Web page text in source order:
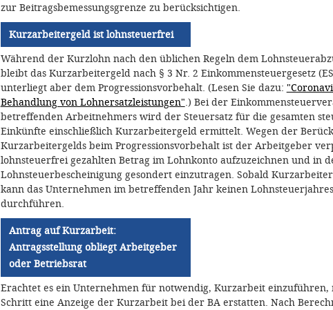
zur Beitragsbemessungsgrenze zu berücksichtigen.
Kurzarbeitergeld ist lohnsteuerfrei
Während der Kurzlohn nach den üblichen Regeln dem
bleibt das Kurzarbeitergeld nach § 3 Nr. 2 Einkommensteuergesetz
unterliegt aber dem Progressionsvorbehalt. (Lesen Sie dazu:
Behandlung von Lohnersatzleistungen".) Bei der
betreffenden Arbeitnehmers wird der Steuersatz für die gesamten
Einkünfte einschließlich Kurzarbeitergeld ermittelt. Wegen der
Kurzarbeitergelds beim Progressionsvorbehalt ist der Arbeitgeber
lohnsteuerfrei gezahlten Betrag im Lohnkonto aufzuzeichnen und in
Lohnsteuerbescheinigung gesondert einzutragen. Sobald
kann das Unternehmen im betreffenden Jahr keinen
durchführen.
Antrag auf Kurzarbeit:
Antragsstellung obliegt Arbeitgeber
oder Betriebsrat
Erachtet es ein Unternehmen für notwendig, Kurzarbeit einzuführen,
Schritt eine Anzeige der Kurzarbeit bei der BA erstatten. Nach